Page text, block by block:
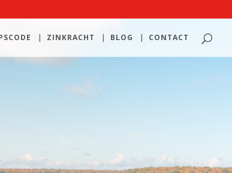
ZINKRACHT BLOG CONTACT